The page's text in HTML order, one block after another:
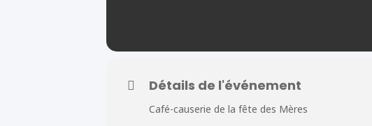
Détails de l'événement
Café-causerie de la fête des Mères